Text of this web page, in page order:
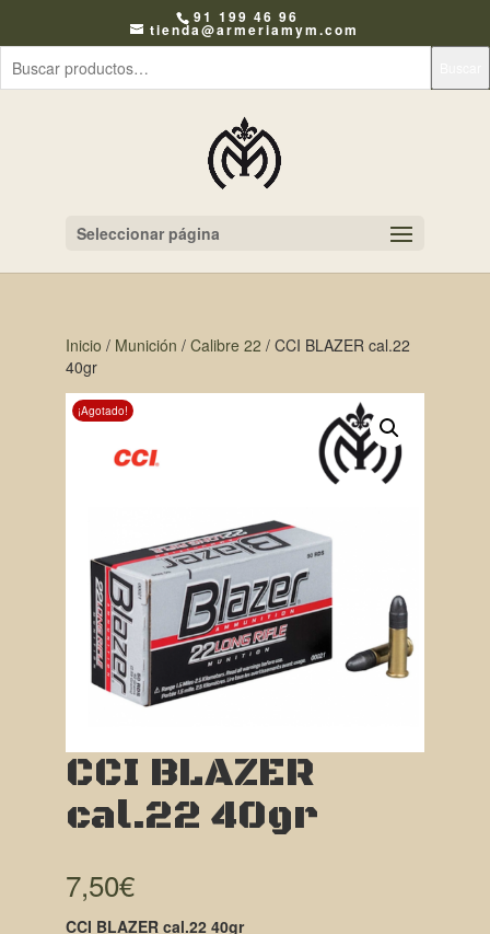
91 199 46 96
tienda@armeriamym.com
Seleccionar página
Inicio / Munición / Calibre 22 / CCI BLAZER cal.22
40gr
¡Agotado!
CCI BLAZER
cal.22 40gr
7,50€
CCI BLAZER cal.22 40gr